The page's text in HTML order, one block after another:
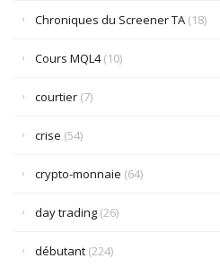
Chroniques du Screener TA (18)
Cours MQL4(10)
courtier (7)
crise (54)
crypto-monnaie (64)
day trading (26)
débutant (224)